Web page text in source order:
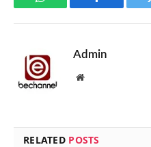
WhatsApp Facebook
Admin
Website
RELATED POSTS